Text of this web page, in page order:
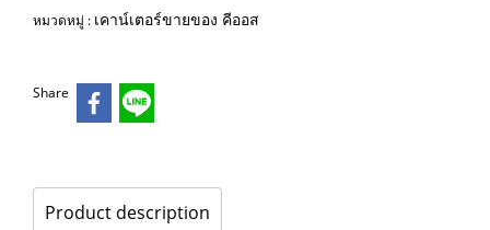
หมวดหมู่ : เคาน์เตอร์ขายของ คีออส
Share
Product description